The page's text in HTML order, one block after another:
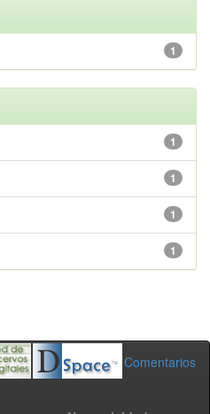
1
1
1
1
1
Comentarios